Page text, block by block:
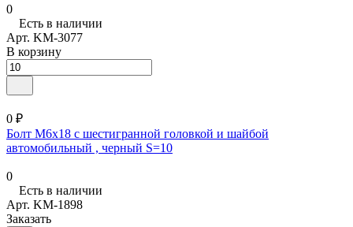
0
Есть в наличии
Арт. KM-3077
В корзину
0 ₽
Болт M6х18 с шестигранной головкой и шайбой
автомобильный , черный S=10
0
Есть в наличии
Арт. KM-1898
Заказать